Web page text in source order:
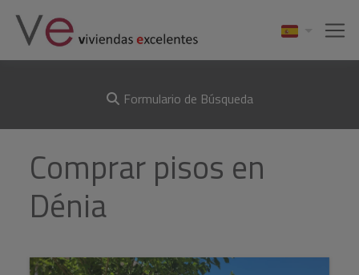
Formulario de Búsqueda
Comprar pisos en
Dénia